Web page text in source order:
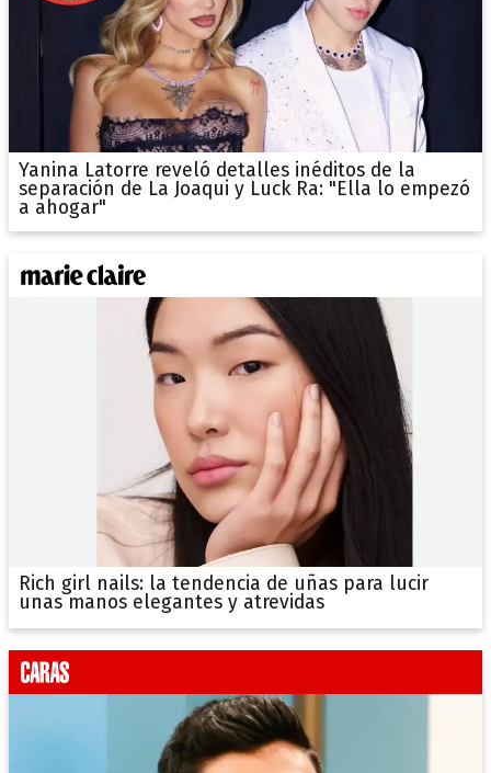
Yanina Latorre reveló detalles inéditos de la
separación de La Joaqui y Luck Ra: "Ella lo empezó
a ahogar"
Rich girl nails: la tendencia de uñas para lucir
unas manos elegantes y atrevidas